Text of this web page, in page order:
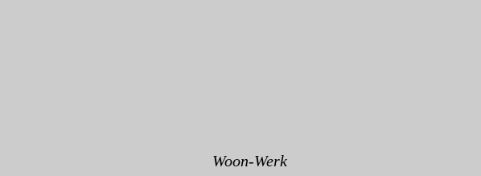
Woon-Werk